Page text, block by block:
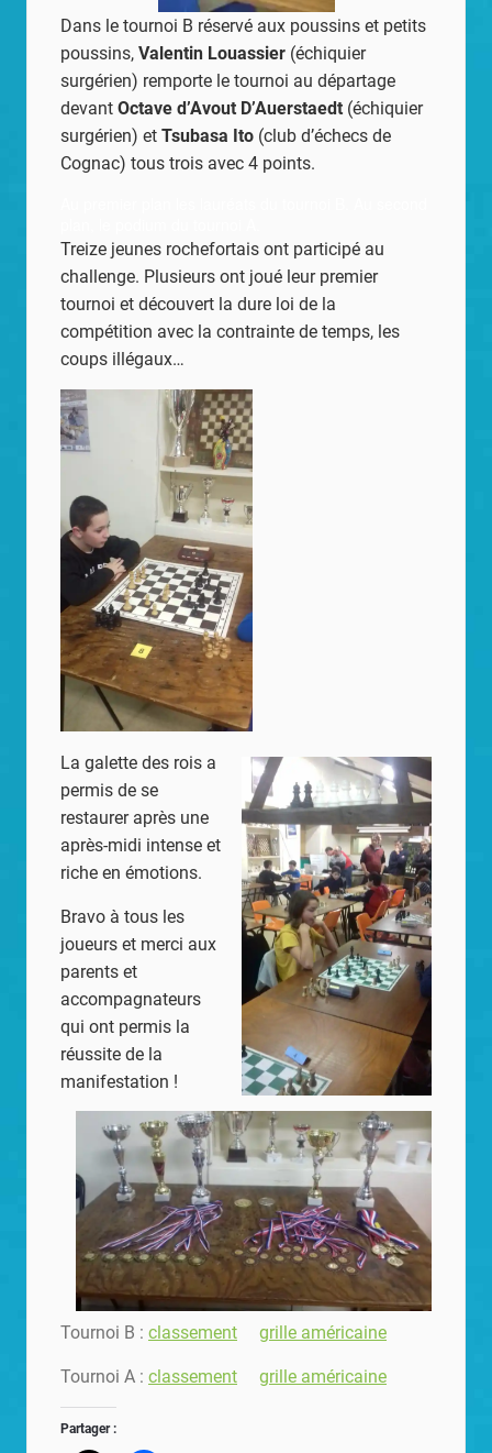
Dans le tournoi B réservé aux poussins et petits
poussins, Valentin Louassier (échiquier
surgérien) remporte le tournoi au départage
devant Octave d’Avout D’Auerstaedt (échiquier
surgérien) et Tsubasa Ito (club d’échecs de
Cognac) tous trois avec 4 points.
Treize jeunes rochefortais ont participé au
challenge. Plusieurs ont joué leur premier
tournoi et découvert la dure loi de la
compétition avec la contrainte de temps, les
coups illégaux…
La galette des rois a
permis de se
restaurer après une
après-midi intense et
riche en émotions.
Bravo à tous les
joueurs et merci aux
parents et
accompagnateurs
qui ont permis la
réussite de la
manifestation !
Tournoi B : classement grille américaine
Tournoi A : classement grille américaine
Partager :